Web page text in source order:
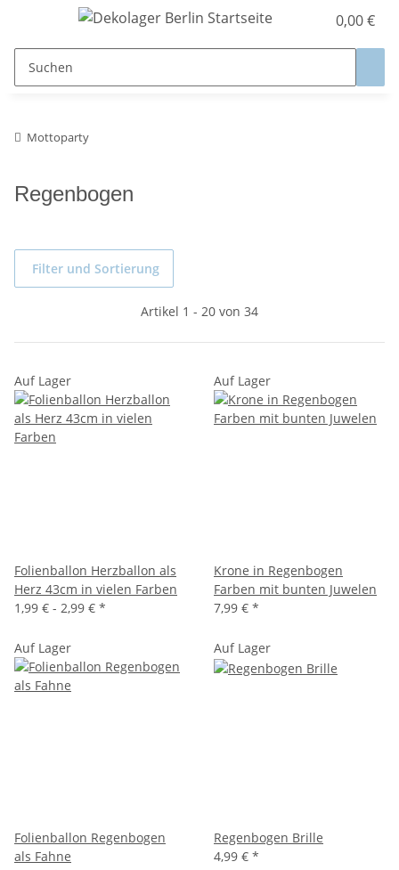
0,00 €
Mottoparty
Regenbogen
Filter und Sortierung
Artikel 1 - 20 von 34
Auf Lager
Folienballon Herzballon als
Herz 43cm in vielen Farben
1,99 € - 2,99 € *
Auf Lager
Krone in Regenbogen
Farben mit bunten Juwelen
7,99 € *
Auf Lager
Folienballon Regenbogen
als Fahne
Auf Lager
Regenbogen Brille
4,99 € *